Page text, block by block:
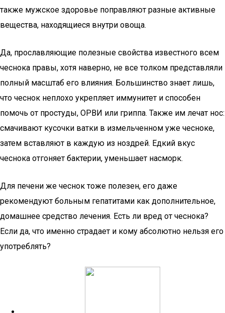
также мужское здоровье поправляют разные активные
вещества, находящиеся внутри овоща.
Да, прославляющие полезные свойства известного всем
чеснока правы, хотя наверно, не все толком представляли
полный масштаб его влияния. Большинство знает лишь,
что чеснок неплохо укрепляет иммунитет и способен
помочь от простуды, ОРВИ или гриппа. Также им лечат нос:
смачивают кусочки ватки в измельченном уже чесноке,
затем вставляют в каждую из ноздрей. Едкий вкус
чеснока отгоняет бактерии, уменьшает насморк.
Для печени же чеснок тоже полезен, его даже
рекомендуют больным гепатитами как дополнительное,
домашнее средство лечения. Есть ли вред от чеснока?
Если да, что именно страдает и кому абсолютно нельзя его
употреблять?